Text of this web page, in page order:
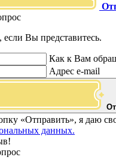
Вы представитесь.
Как к Вам
Адрес e-mail
«Отправить», я даю
данных.